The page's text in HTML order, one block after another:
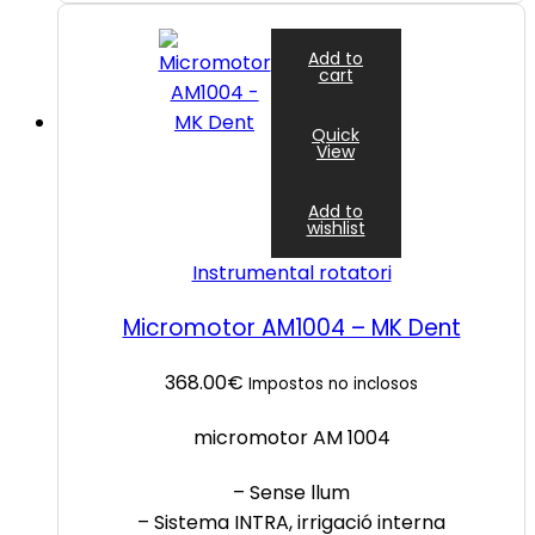
Add to
cart
Quick
View
Add to
wishlist
Instrumental rotatori
Micromotor AM1004 – MK Dent
368.00€ Impostos no inclosos
micromotor AM 1004
– Sense llum
– Sistema INTRA, irrigació interna